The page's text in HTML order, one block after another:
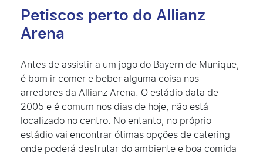
Petiscos perto do Allianz
Arena
Antes de assistir a um jogo do Bayern de Munique,
é bom ir comer e beber alguma coisa nos
arredores da Allianz Arena. O estádio data de
2005 e é comum nos dias de hoje, não está
localizado no centro. No entanto, no próprio
estádio vai encontrar ótimas opções de catering
onde poderá desfrutar do ambiente e boa comida